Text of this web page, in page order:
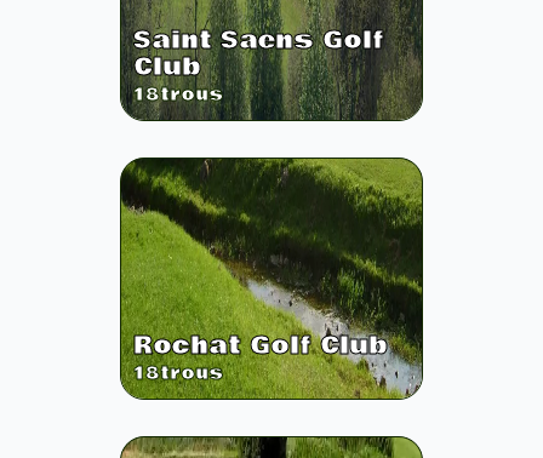
Saint Saens Golf
Club
18trous
Rochat Golf Club
18trous